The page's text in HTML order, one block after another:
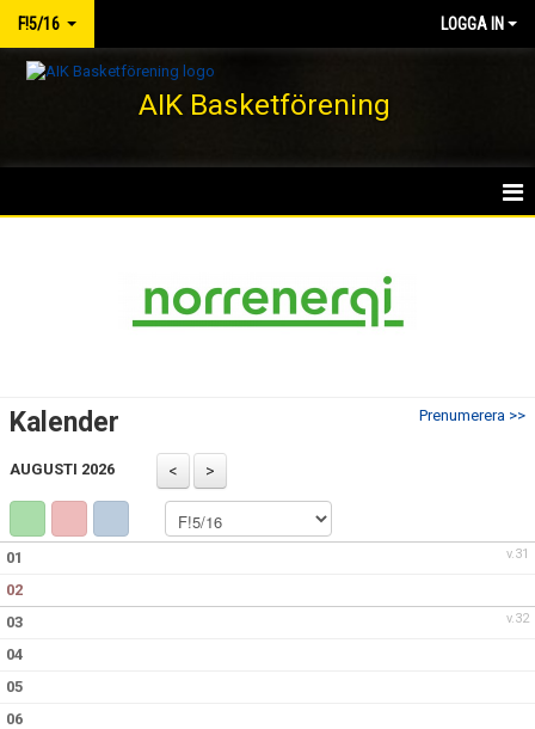
F!5/16 LOGGA IN
AIK Basketförening
BILDGALLERI
DOKUMENT
KONTAKT
Prenumerera >>
Kalender
AUGUSTI 2026
v.31
01
02
v.32
03
04
05
06